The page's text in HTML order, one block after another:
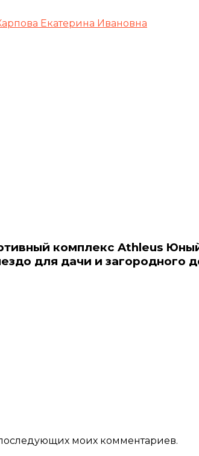
Екатерина Ивановна
комплекс Athleus
для дачи и загородного
моих комментариев.